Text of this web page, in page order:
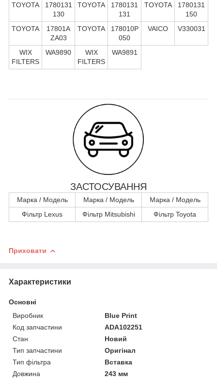
TOYOTA
1780131
130
TOYOTA
1780131
131
TOYOTA
1780131
150
TOYOTA
17801A
ZA03
TOYOTA
178010P
050
VAICO V330031
WIX
FILTERS
WA9890
WIX
FILTERS
WA9891
ЗАСТОСУВАННЯ
Марка / Модель Марка / Модель
Марка / Модель
Фільтр Lexus
Фільтр Mitsubishi Фільтр Toyota
Приховати
Характеристики
Основні
Виробник
Blue Print
Код запчастини
ADA102251
Стан
Новий
Тип запчастини
Оригінал
Тип фільтра
Вставка
Довжина
243 мм